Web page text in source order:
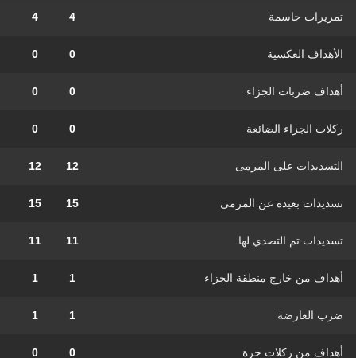
تمريرات حاسمة 4
4
الأهداف العكسية 0
0
أهداف ضربات الجزاء 0
0
ركلات الجزاء الضائعة 0
0
التسديدات على المرمى 12
12
تسديدات بعيدة عن المرمى 15
15
تسديدات تم التصدي لها 11
11
أهداف من خارج منطقة الجزاء 1
1
ضرب العارضة 1
1
أهداف من ركلات حرة 0
0